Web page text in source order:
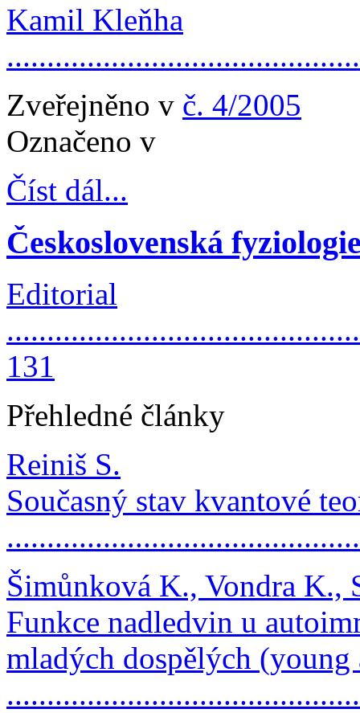
Kamil Kleňha
Zveřejněno v č. 4/2005
Označeno v
Číst dál...
Československá
Editorial
131
Přehledné články
Reiniš S.
Současný stav kvantové
Šimůnková K., Vondra K.,
Funkce nadledvin u
mladých dospělých (young